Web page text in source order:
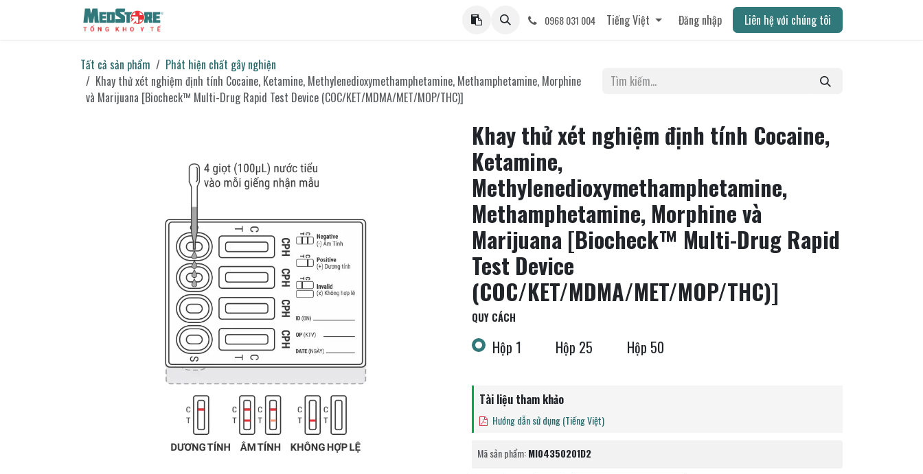
Bỏ qua để đến Nội dung
0968 031 004 Tiếng Việt Đăng nhập Liên hệ với chúng tôi
Tất cả sản phẩm
Phát hiện chất gây nghiện
Khay thử xét nghiệm định tính Cocaine, Ketamine, Methylenedioxymethamphetamine, Methamphetamine, Morphine
và Marijuana [Biocheck™ Multi-Drug Rapid Test Device (COC/KET/MDMA/MET/MOP/THC)]
Khay thử xét nghiệm định tính Cocaine,
Ketamine,
Methylenedioxymethamphetamine,
Methamphetamine, Morphine và
Marijuana [Biocheck™ Multi-Drug Rapid
Test Device
(COC/KET/MDMA/MET/MOP/THC)]
QUY CÁCH
Hộp 1 Hộp 25 Hộp 50
Tài liệu tham khảo
Hướng dẫn sử dụng (Tiếng Việt)
Mã sản phẩm:MI04350201D2